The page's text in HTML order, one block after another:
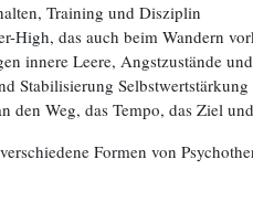
Training und Disziplin
High, das auch beim Wandern
innere Leere, Angstzustände
Stabilisierung
den Weg, das Tempo, das Ziel
Formen von